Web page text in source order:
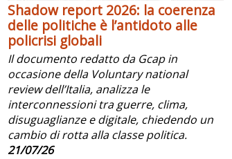
Shadow report 2026: la coerenza
delle politiche è l’antidoto alle
policrisi globali
Il documento redatto da Gcap in
occasione della Voluntary national
review dell’Italia, analizza le
interconnessioni tra guerre, clima,
disuguaglianze e digitale, chiedendo un
cambio di rotta alla classe politica.
21/07/26